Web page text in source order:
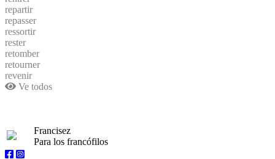
repartir
repasser
ressortir
rester
retomber
retourner
revenir
Ve todos
Francisez
Para los francófilos